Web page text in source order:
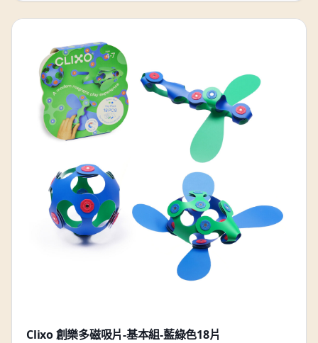
Clixo 創樂多磁吸片-基本組-藍綠色18片